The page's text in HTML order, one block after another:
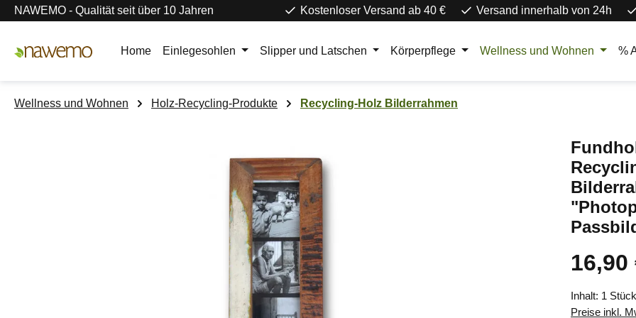
Hauptinhalt springen
Zur Suche springen
Zur Hauptnavigation springen
NAWEMO - Qualität seit über 10 Jahren Kostenloser Versand ab 40 € Versand innerhalb von 24h
Home Einlegesohlen Slipper und Latschen Körperpflege Wellness und Wohnen %
Wellness und Wohnen Holz-Recycling-Produkte Recycling-Holz Bilderrahmen
Regulärer
16,90
Inhalt: 1 Stück
Preise inkl.